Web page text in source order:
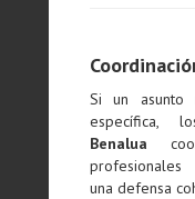
Si un asunto
específica,
Benalua
profesionales
una defensa